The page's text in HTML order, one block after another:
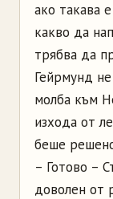
ако такава
какво да
трябва да
Гейрмунд
молба към
изхода от
беше
– Готово –
доволен от